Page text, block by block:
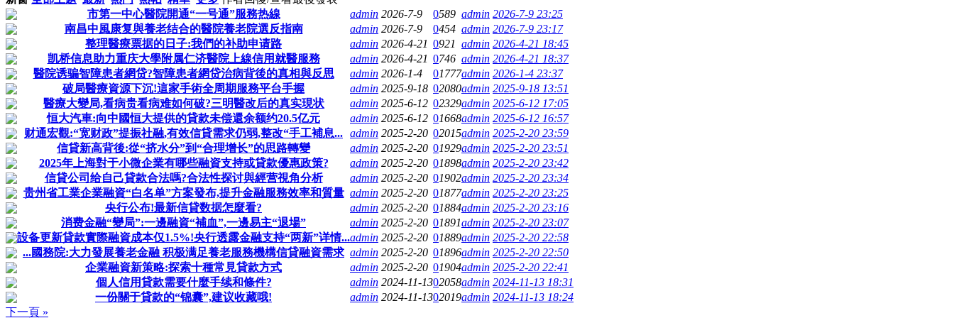
市第一中心醫院開通“一号通”服務热線
admin 2026-7-9 0589 admin 2026-7-9 23:25
南昌中風康复與養老结合的醫院養老院選反指南
admin 2026-7-9 0454 admin 2026-7-9 23:17
整理醫療票据的日子:我們的补助申请路
admin 2026-4-21 0921 admin 2026-4-21 18:45
凯桥信息助力重庆大學附属仁济醫院上線信用就醫服務
admin 2026-4-21 0746 admin 2026-4-21 18:37
醫院诱骗智障患者網贷?智障患者網贷治病背後的真相與反思
admin 2026-1-4 01777admin 2026-1-4 23:37
破局醫療資源下沉!這家手術全周期服務平台手握
admin 2025-9-18 02080admin 2025-9-18 13:51
醫療大變局,看病贵看病难如何破?三明醫改后的真实現状
admin 2025-6-12 02329admin 2025-6-12 17:05
恒大汽車:向中國恒大提供的貸款未偿還余额约20.5亿元
admin 2025-6-12 01668admin 2025-6-12 16:57
财通宏觀:“宽财政”提振社融,有效信貸需求仍弱,整改“手工補息... admin 2025-2-20 02015admin 2025-2-20 23:59
信貸新高背後:從“挤水分”到“合理增长”的思路轉變
admin 2025-2-20 01929admin 2025-2-20 23:51
2025年上海對于小微企業有哪些融資支持或貸款優惠政策?
admin 2025-2-20 01898admin 2025-2-20 23:42
信貸公司给自己貸款合法嗎?合法性探讨與經营視角分析
admin 2025-2-20 01902admin 2025-2-20 23:34
贵州省工業企業融資“白名单”方案發布,提升金融服務效率和質量 admin 2025-2-20 01877admin 2025-2-20 23:25
央行公布!最新信貸数据怎麼看?
admin 2025-2-20 01884admin 2025-2-20 23:16
消费金融“變局”:一邊融資“補血”,一邊易主“退場”
admin 2025-2-20 01891admin 2025-2-20 23:07
設备更新貸款實際融資成本仅1.5%!央行透露金融支持“两新”详情...admin 2025-2-20 01889admin 2025-2-20 22:58
...國務院:大力發展養老金融 积极满足養老服務機構信貸融資需求 admin 2025-2-20 01896admin 2025-2-20 22:50
企業融資新策略:探索十種常見貸款方式
admin 2025-2-20 01904admin 2025-2-20 22:41
個人信用貸款需要什麼手续和條件?
admin 2024-11-1302058admin 2024-11-13 18:31
一份關于貸款的“锦囊”,建议收藏哦!
admin 2024-11-1302019admin 2024-11-13 18:24
下一頁 »